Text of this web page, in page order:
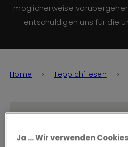
möglicherweise
entschuldigen uns für die
Home Teppichfliesen
Ja ... Wir verwenden Cookies